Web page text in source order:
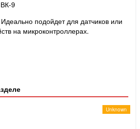
9
подойдет для датчиков или
на микроконтроллерах.
Unknown